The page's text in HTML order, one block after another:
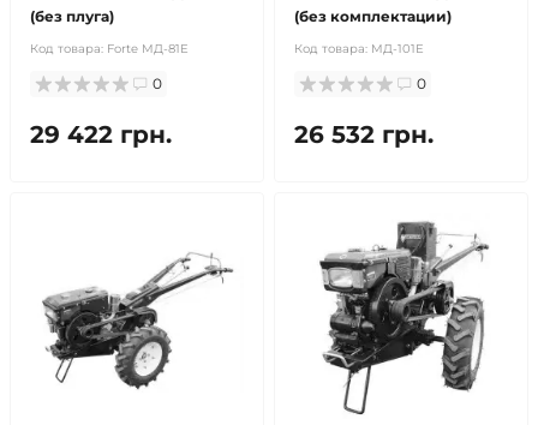
(без плуга)
Код товара: Forte МД-81Е
0
29 422 грн.
(без комплектации)
Код товара: МД-101Е
0
26 532 грн.